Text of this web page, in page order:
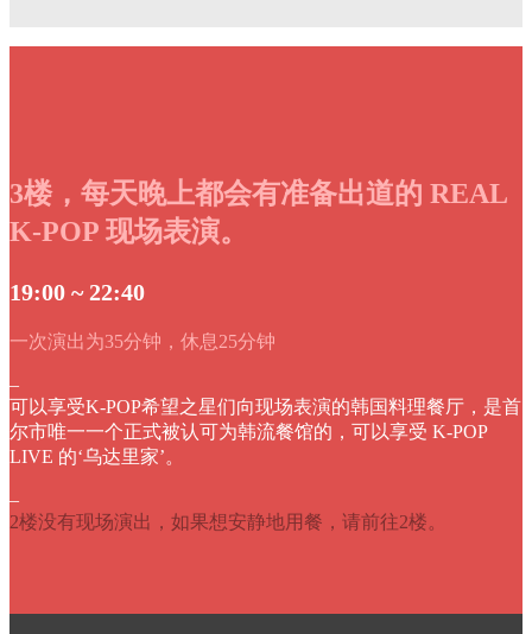
3楼，每天晚上都会有准备出道的 REAL
K-POP 现场表演。
19:00 ~ 22:40
一次演出为35分钟，休息25分钟
–
可以享受K-POP希望之星们向现场表演的韩国料理餐厅，是首
尔市唯一一个正式被认可为韩流餐馆的，可以享受 K-POP
LIVE 的‘乌达里家’。
–
2楼没有现场演出，如果想安静地用餐，请前往2楼。